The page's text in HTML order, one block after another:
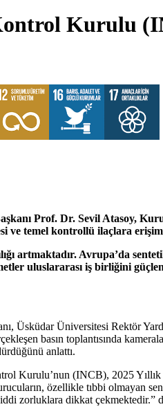
Kurulu
Prof. Dr. Sevil Atasoy,
ve temel kontrollü ilaçlara
artmaktadır. Avrupa’da
uluslararası iş birliğini
Üsküdar Üniversitesi Rektör
basın toplantısında
anlattı.
Kurulu’nun (INCB), 2025
özellikle tıbbi olmayan
zorluklara dikkat çekmektedir.”